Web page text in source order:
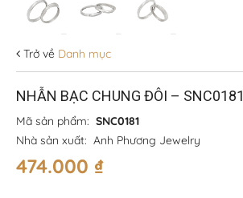
Trở về Danh mục
NHẪN BẠC CHUNG ĐÔI – SNC0181
Mã sản phẩm: SNC0181
Nhà sản xuất: Anh Phương Jewelry
474.000 ₫